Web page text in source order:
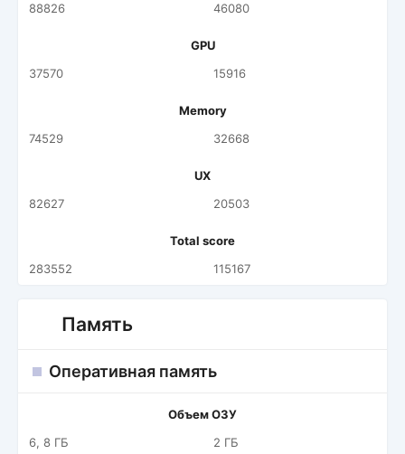
88826
46080
GPU
37570
15916
Memory
74529
32668
UX
82627
20503
Total score
283552
115167
Память
Оперативная память
Объем ОЗУ
6, 8 ГБ
2 ГБ